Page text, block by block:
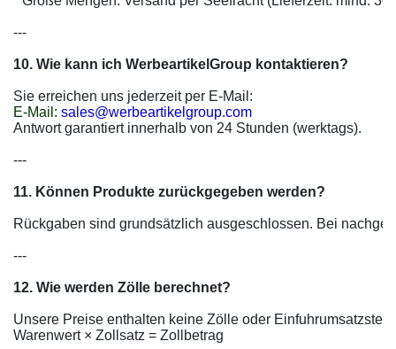
---
10. Wie kann ich WerbeartikelGroup kontaktieren?
E-Mail: sales@werbeartikelgroup.com
Antwort garantiert innerhalb von 24 Stunden (werktags).
---
11. Können Produkte zurückgegeben werden?
Rückgaben sind grundsätzlich ausgeschlossen. Bei
---
12. Wie werden Zölle berechnet?
Unsere Preise enthalten keine Zölle oder
Warenwert × Zollsatz = Zollbetrag